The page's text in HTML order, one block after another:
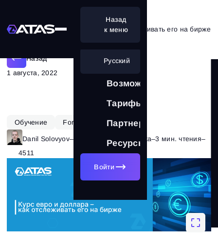
Возможности
Тарифы
Партнерам
Ресурсы
Русский
Войти
Назад
к меню
Курс евро к доллару – как отслеживать его на бирже
Назад
1 августа, 2022
Обучение Forex
Danil Solovyov– Теория рынка–3 мин. чтения–
4511